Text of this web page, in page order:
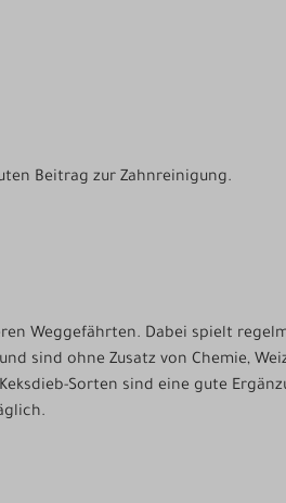
Beitrag zur Zahnreinigung.
Weggefährten. Dabei spielt
sind ohne Zusatz von Chemie,
Sorten sind eine gute